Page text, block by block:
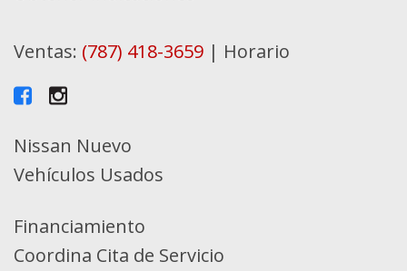
Ventas: (787) 418-3659 | Horario
Nissan Nuevo
Vehículos Usados
Financiamiento
Coordina Cita de Servicio